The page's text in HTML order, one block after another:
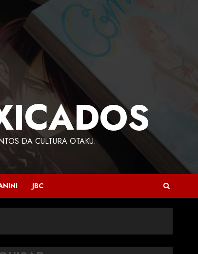
DA CULTURA OTAKU.
JBC